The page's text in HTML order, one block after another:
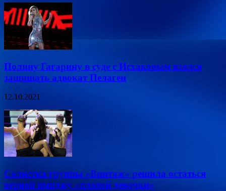
Полину Гагарину в суде с Исхаковым взялся
защищать адвокат Пелагеи
12.10.2021
Солистка группы «Винтаж» решила остаться
верной имиджу «плохой девочки»